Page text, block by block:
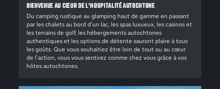
BIENVENUE AU CŒUR DE L’HOSPITALITÉ AUTOCHTONE
Du camping rustique au glamping haut de gamme en passant
par les chalets au bord d’un lac, les spas luxueux, les casinos et
les terrains de golf, les hébergements autochtones
authentiques et les options de détente sauront plaire à tous
les goûts. Que vous souhaitiez être loin de tout ou au cœur
de l'action, vous vous sentirez comme chez vous grâce à vos
hôtes autochtones.